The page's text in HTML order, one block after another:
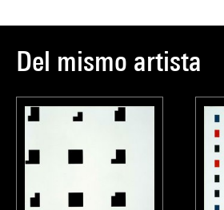
Del mismo artista